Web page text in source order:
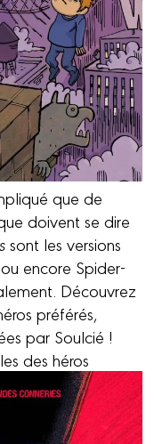
que de
doivent se dire
sont les versions
encore Spider-
Découvrez
préférés,
par Soulcié !
des héros